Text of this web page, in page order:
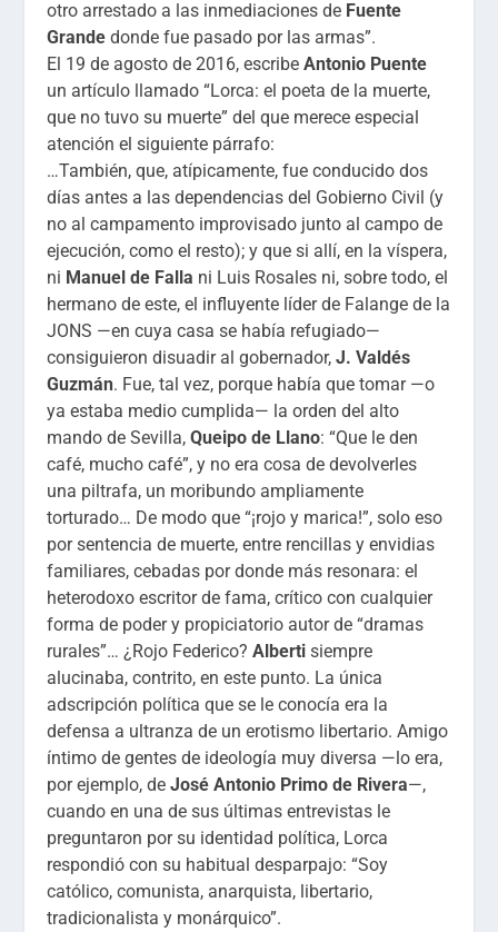
otro arrestado a las inmediaciones de Fuente
Grande donde fue pasado por las armas”.
El 19 de agosto de 2016, escribeAntonio Puente
un artículo llamado “Lorca: el poeta de la muerte,
que no tuvo su muerte” del que merece especial
atención el siguiente párrafo:
…También, que, atípicamente, fue conducido dos
días antes a las dependencias del Gobierno Civil (y
no al campamento improvisado junto al campo de
ejecución, como el resto); y que si allí, en la víspera,
ni Manuel de Falla ni Luis Rosales ni, sobre todo, el
hermano de este, el influyente líder de Falange de la
JONS —en cuya casa se había refugiado—
consiguieron disuadir al gobernador,J. Valdés
Guzmán. Fue, tal vez, porque había que tomar —o
ya estaba medio cumplida— la orden del alto
mando de Sevilla,Queipo de Llano: “Que le den
café, mucho café”, y no era cosa de devolverles
una piltrafa, un moribundo ampliamente
torturado… De modo que “¡rojo y marica!”, solo eso
por sentencia de muerte, entre rencillas y envidias
familiares, cebadas por donde más resonara: el
heterodoxo escritor de fama, crítico con cualquier
forma de poder y propiciatorio autor de “dramas
rurales”… ¿Rojo Federico? Alberti siempre
alucinaba, contrito, en este punto. La única
adscripción política que se le conocía era la
defensa a ultranza de un erotismo libertario. Amigo
íntimo de gentes de ideología muy diversa —lo era,
por ejemplo, deJosé Antonio Primo de Rivera—,
cuando en una de sus últimas entrevistas le
preguntaron por su identidad política, Lorca
respondió con su habitual desparpajo: “Soy
católico, comunista, anarquista, libertario,
tradicionalista y monárquico”.